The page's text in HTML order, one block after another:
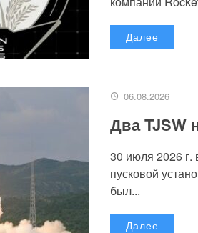
Далее
06.08.2026
Два TJSW
30 июля 2026 г.
пусковой
был...
Далее